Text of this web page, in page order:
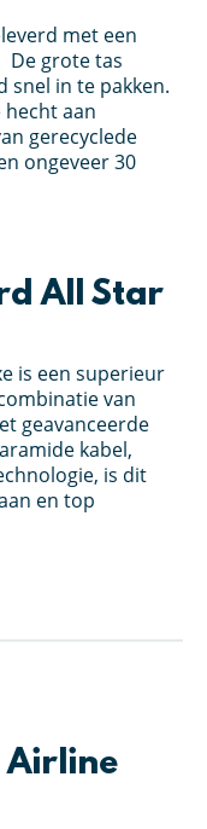
met een
De grote tas
snel in te pakken.
aan
gerecyclede
ongeveer 30
All Star
is een superieur
van
geavanceerde
kabel,
is dit
en top
Airline